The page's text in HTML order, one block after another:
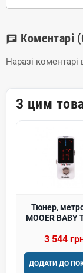
chat Коментарі
Наразі коментарі
З цим
Тюнер,
MOOER BABY
3 544
ДОДАТИ ДО